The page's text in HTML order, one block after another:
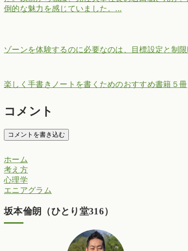
倒的な魅力を感じていました。...
ゾーンを体験するのに必要なのは、目標設定と制限
楽しく手書きノートを書くためのおすすめ書籍５冊
コメント
コメントを書き込む
ホーム
考え方
心理学
エニアグラム
坂本倫朗（ひとり堂316）